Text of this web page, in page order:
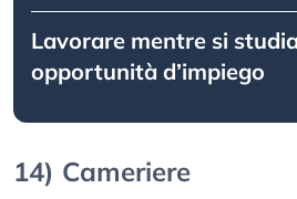
Lavorare mentre si
opportunità d’impiego
14) Cameriere